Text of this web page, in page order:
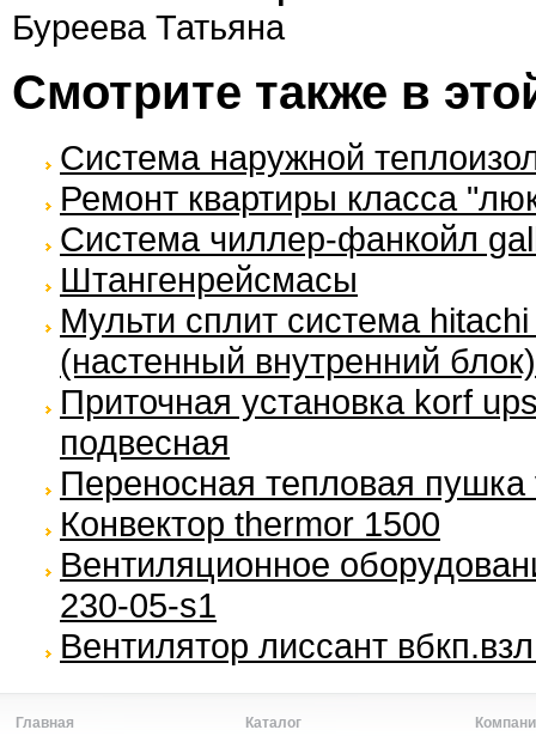
Буреева Татьяна
Смотрите также в
Система наружной
Ремонт квартиры класса
Система чиллер-фанкойл
Штангенрейсмасы
Мульти сплит система
(настенный внутренний блок)
Приточная установка korf
подвесная
Переносная тепловая
Конвектор thermor 1500
Вентиляционное
230-05-s1
Вентилятор лиссант
Главная Каталог